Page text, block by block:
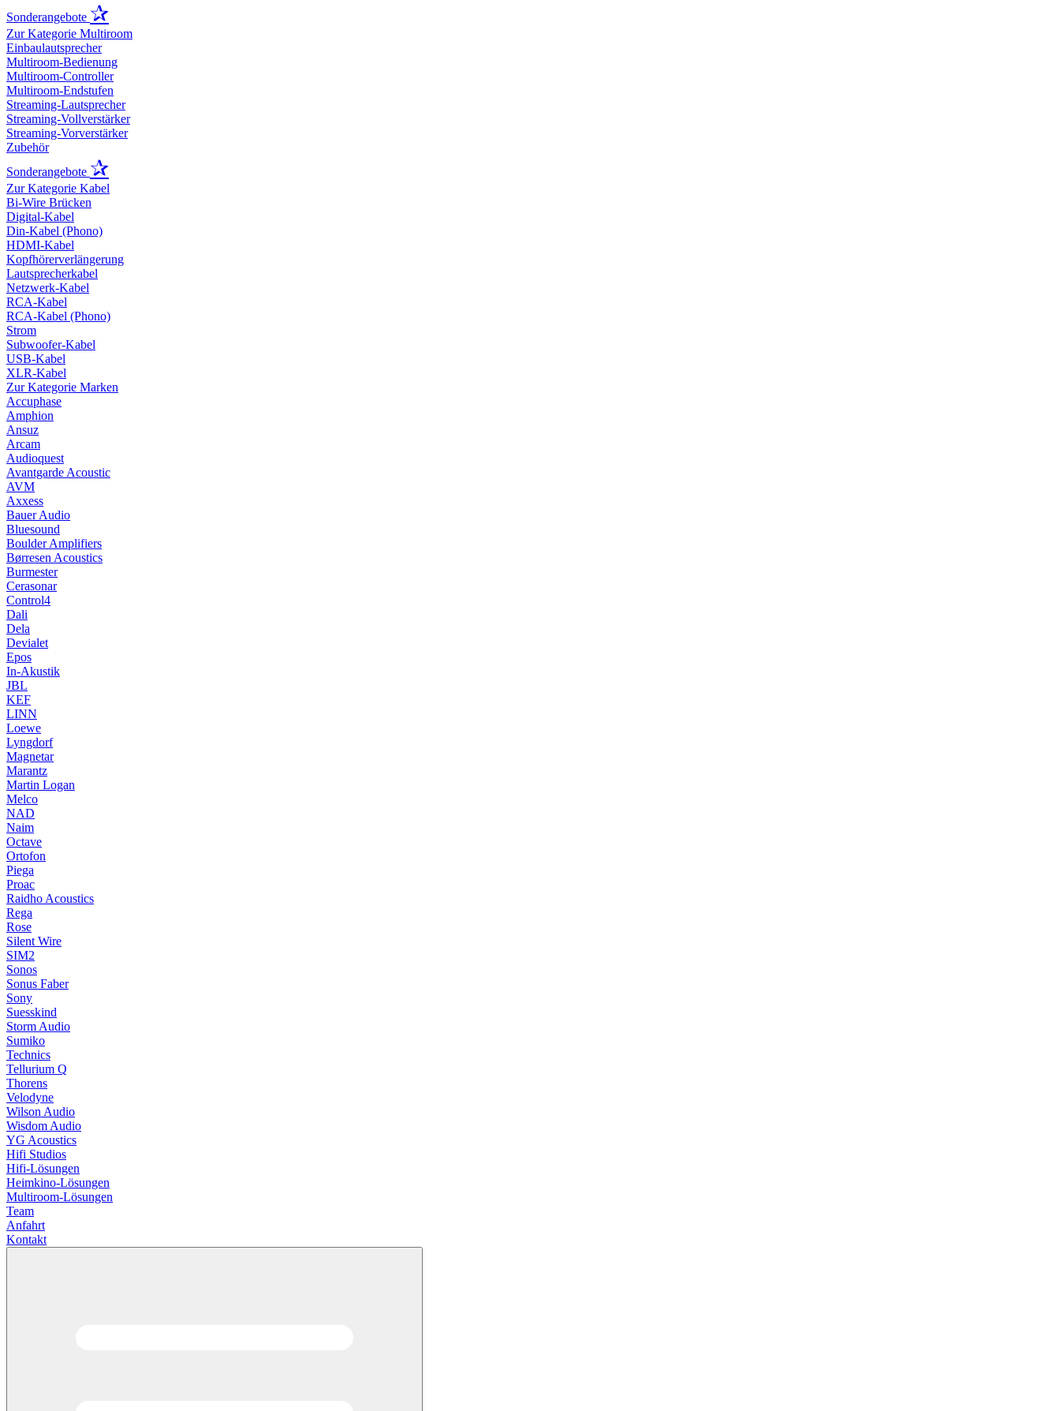
Sonderangebote ✰
Zur Kategorie Multiroom
Einbaulautsprecher
Multiroom-Bedienung
Multiroom-Controller
Multiroom-Endstufen
Streaming-Lautsprecher
Streaming-Vollverstärker
Streaming-Vorverstärker
Zubehör
Sonderangebote ✰
Zur Kategorie Kabel
Bi-Wire Brücken
Digital-Kabel
Din-Kabel (Phono)
HDMI-Kabel
Kopfhörerverlängerung
Lautsprecherkabel
Netzwerk-Kabel
RCA-Kabel
RCA-Kabel (Phono)
Strom
Subwoofer-Kabel
USB-Kabel
XLR-Kabel
Zur Kategorie Marken
Accuphase
Amphion
Ansuz
Arcam
Audioquest
Avantgarde Acoustic
AVM
Axxess
Bauer Audio
Bluesound
Boulder Amplifiers
Børresen Acoustics
Burmester
Cerasonar
Control4
Dali
Dela
Devialet
Epos
In-Akustik
JBL
KEF
LINN
Loewe
Lyngdorf
Magnetar
Marantz
Martin Logan
Melco
NAD
Naim
Octave
Ortofon
Piega
Proac
Raidho Acoustics
Rega
Rose
Silent Wire
SIM2
Sonos
Sonus Faber
Sony
Suesskind
Storm Audio
Sumiko
Technics
Tellurium Q
Thorens
Velodyne
Wilson Audio
Wisdom Audio
YG Acoustics
Hifi Studios
Hifi-Lösungen
Heimkino-Lösungen
Multiroom-Lösungen
Team
Anfahrt
Kontakt